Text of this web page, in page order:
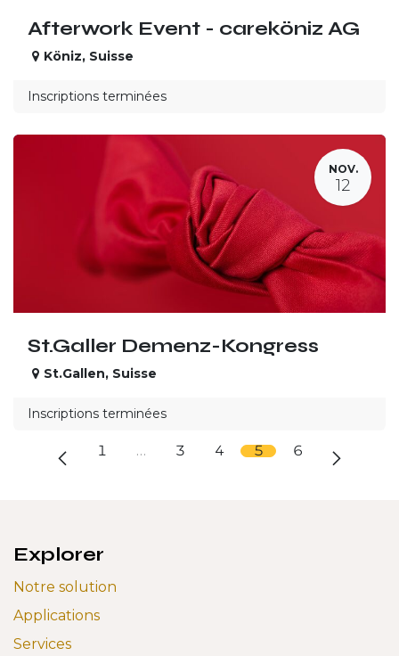
Afterwork Event - careköniz AG
Köniz, Suisse
Inscriptions terminées
NOV.
12
St.Galler Demenz-Kongress
St.Gallen, Suisse
Inscriptions terminées
1 … 3 4 5 6
Explorer
Notre solution
Applications
Services